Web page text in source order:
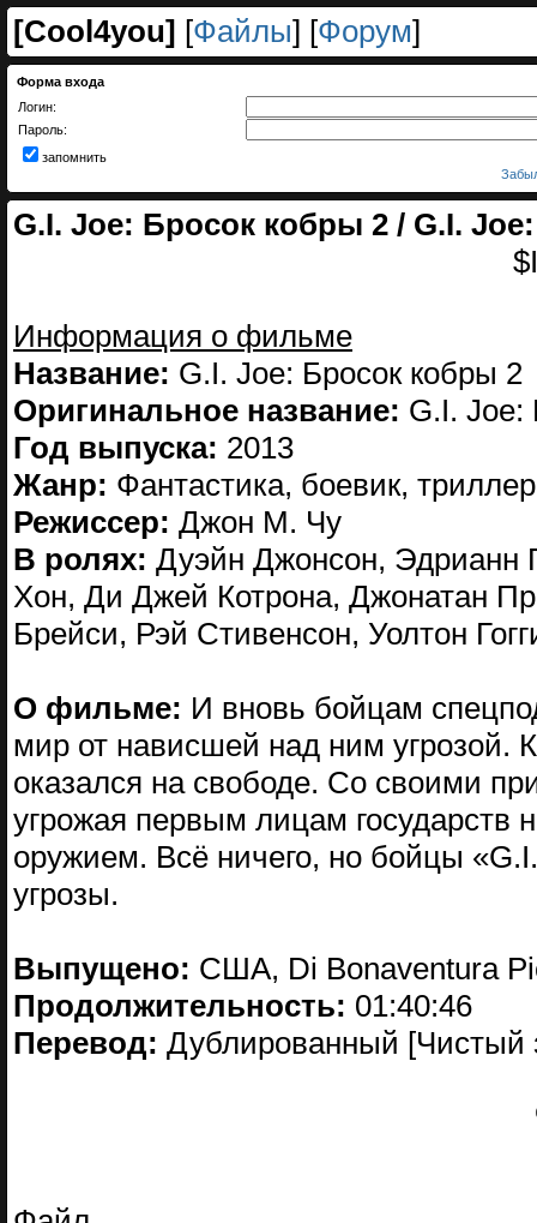
[Cool4you] [Файлы] [Форум]
Форма входа
Логин:
Пароль:
запомнить
G.I. Joe: Бросок кобры 2 / G.I.
Информация о фильме
Название: G.I. Joe: Бросок кобры 2
Оригинальное название: G.I. Joe:
Год выпуска: 2013
Жанр: Фантастика, боевик,
Режиссер: Джон М. Чу
В ролях: Дуэйн Джонсон, Эдрианн
Хон, Ди Джей Котрона, Джонатан
Брейси, Рэй Стивенсон, Уолтон
О фильме: И вновь бойцам
мир от нависшей над ним угрозой.
оказался на свободе. Со своими
угрожая первым лицам
оружием. Всё ничего, но бойцы
угрозы.
Выпущено: США, Di Bonaventura
Продолжительность: 01:40:46
Перевод: Дублированный [Чистый